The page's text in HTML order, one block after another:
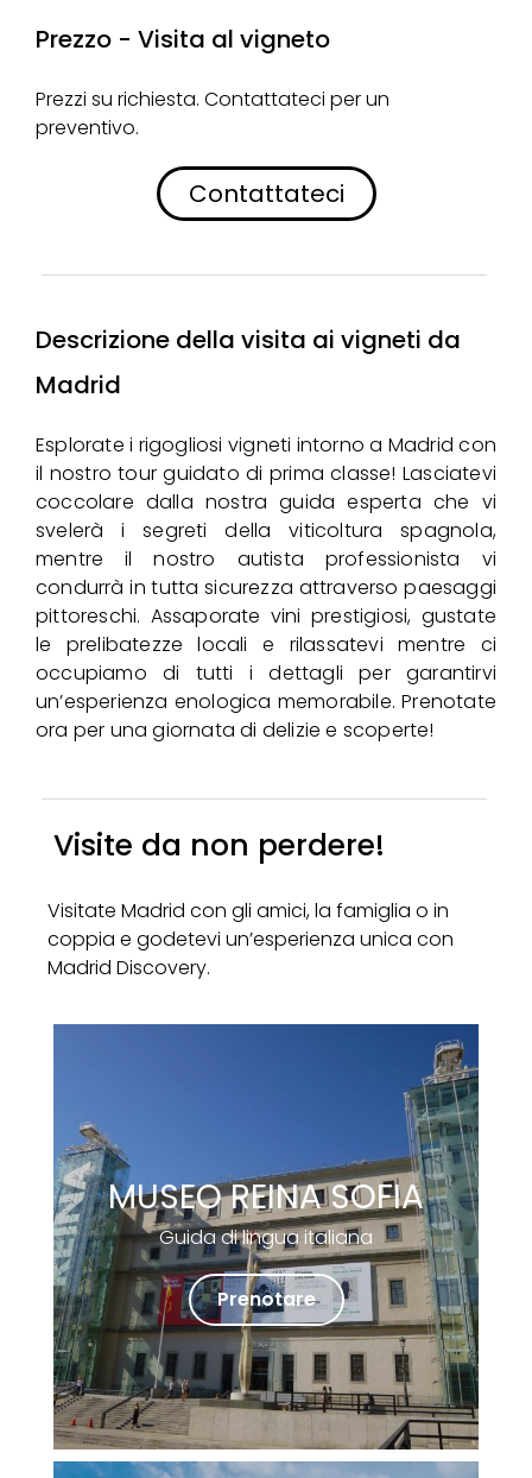
Prezzo - Visita al vigneto
Prezzi su richiesta. Contattateci per un
preventivo.
Contattateci
Descrizione della visita ai vigneti da
Madrid
Esplorate i rigogliosi vigneti intorno a Madrid con
il nostro tour guidato di prima classe! Lasciatevi
coccolare dalla nostra guida esperta che vi
svelerà i segreti della viticoltura spagnola,
mentre il nostro autista professionista vi
condurrà in tutta sicurezza attraverso paesaggi
pittoreschi. Assaporate vini prestigiosi, gustate
le prelibatezze locali e rilassatevi mentre ci
occupiamo di tutti i dettagli per garantirvi
un’esperienza enologica memorabile. Prenotate
ora per una giornata di delizie e scoperte!
Visite da non perdere!
Visitate Madrid con gli amici, la famiglia o in
coppia e godetevi un’esperienza unica con
Madrid Discovery.
MUSEO REINA SOFIA
Guida di lingua italiana
Prenotare